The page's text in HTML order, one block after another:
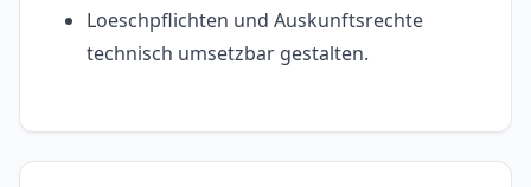
Loeschpflichten und Auskunftsrechte
technisch umsetzbar gestalten.